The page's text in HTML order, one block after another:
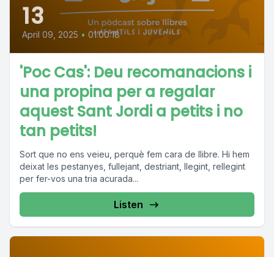
13
April 09, 2025 • 01:00:18
'Poc Cas': Deu recomanacions i
una propina per a regalar
aquest Sant Jordi a petits i no
tan petits!
Sort que no ens veieu, perquè fem cara de llibre. Hi hem
deixat les pestanyes, fullejant, destriant, llegint, rellegint
per fer-vos una tria acurada...
Listen